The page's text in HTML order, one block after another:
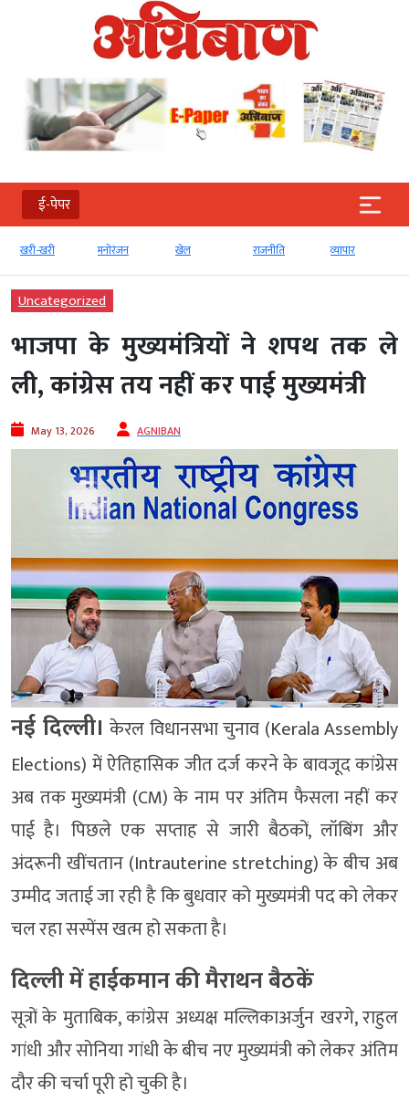
ई-पेपर
खरी-खरी मनोरंजन खेल राजनीति व्‍यापार
Uncategorized
भाजपा के मुख्यमंत्रियों ने शपथ तक ले
ली, कांग्रेस तय नहीं कर पाई मुख्यमंत्री
May 13, 2026 AGNIBAN
नई दिल्ली। केरल विधानसभा चुनाव (Kerala Assembly
Elections) में ऐतिहासिक जीत दर्ज करने के बावजूद कांग्रेस
अब तक मुख्यमंत्री (CM) के नाम पर अंतिम फैसला नहीं कर
पाई है। पिछले एक सप्ताह से जारी बैठकों, लॉबिंग और
अंदरूनी खींचतान (Intrauterine stretching) के बीच अब
उम्मीद जताई जा रही है कि बुधवार को मुख्यमंत्री पद को लेकर
चल रहा सस्पेंस खत्म हो सकता है।
दिल्ली में हाईकमान की मैराथन बैठकें
सूत्रों के मुताबिक, कांग्रेस अध्यक्ष मल्लिकाअर्जुन खरगे, राहुल
गांधी और सोनिया गांधी के बीच नए मुख्यमंत्री को लेकर अंतिम
दौर की चर्चा पूरी हो चुकी है।